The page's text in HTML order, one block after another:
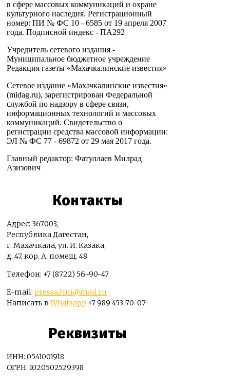
в сфере массовых коммуникаций и охране
культурного наследия. Регистрационный
номер: ПИ № ФС 10 - 6585 от 19 апреля 2007
года. Подписной индекс - ПА292
Учредитель сетевого издания -
Муниципальное бюджетное учреждение
Редакция газеты «Махачкалинские известия»
Сетевое издание «Махачкалинские известия»
(midag.ru), зарегистрирован Федеральной
службой по надзору в сфере связи,
информационных технологий и массовых
коммуникаций. Свидетельство о
регистрации средства массовой информации:
ЭЛ № ФС 77 - 69872 от 29 мая 2017 года.
Главный редактор: Фатуллаев Милрад
Азизович
Контакты
Адрес: 367003,
Республика Дагестан,
г. Махачкала, ул. И. Казака,
д. 47, кор. А, помещ. 48
Телефон: +7 (8722) 56-90-47
E-mail: pressa2mi@mail.ru
Написать вWhatsapp +7 989 453-70-07
Реквизиты
ИНН: 0541001918
ОГРН: 1020502529398